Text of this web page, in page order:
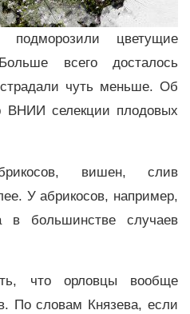
подморозили цветущие
всего досталось
чуть меньше. Об
ВНИИ селекции плодовых
вишен, слив
У абрикосов, например,
большинстве случаев
что орловцы вообще
По словам Князева, если